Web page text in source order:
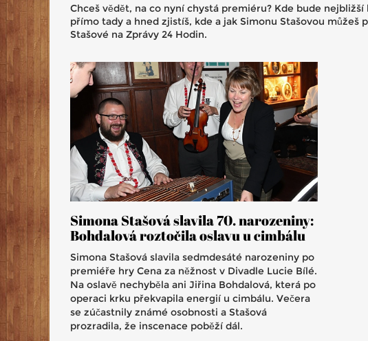
Chceš vědět, na co nyní chystá premiéru? Kde bude
přímo tady a hned zjistíš, kde a jak Simonu Stašovou
Stašové na Zprávy 24 Hodin.
Simona Stašová slavila 70. narozeniny:
Bohdalová roztočila oslavu u cimbálu
Simona Stašová slavila sedmdesáté narozeniny po
premiéře hry Cena za něžnost v Divadle Lucie Bílé.
Na oslavě nechyběla ani Jiřina Bohdalová, která po
operaci krku překvapila energií u cimbálu. Večera
se zúčastnily známé osobnosti a Stašová
prozradila, že inscenace poběží dál.